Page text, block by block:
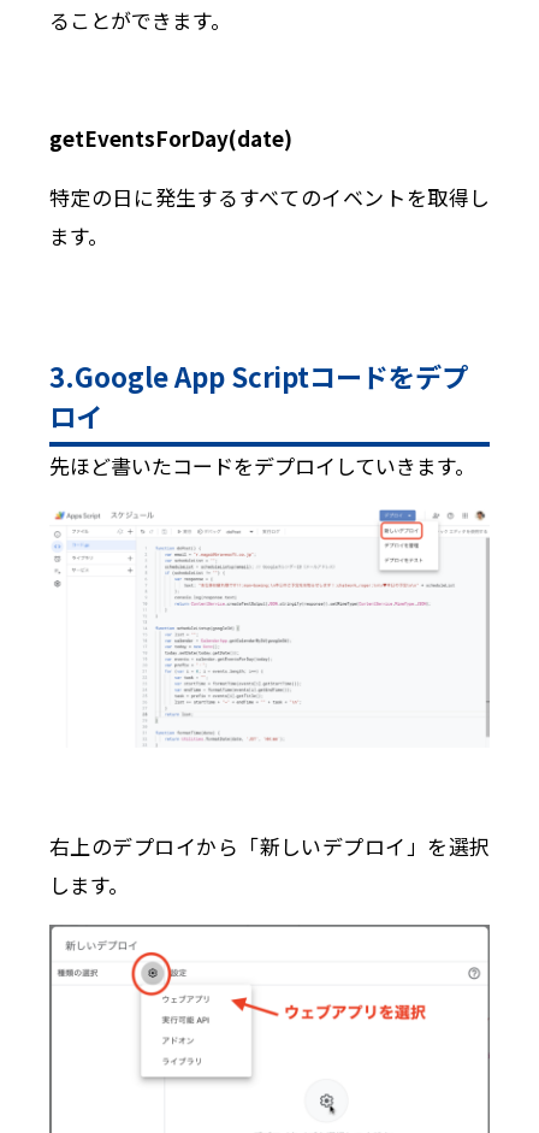
ることができます。
getEventsForDay(date)
特定の日に発生するすべてのイベントを取得し
ます。
3.Google App Scriptコードをデプ
ロイ
先ほど書いたコードをデプロイしていきます。
右上のデプロイから「新しいデプロイ」を選択
します。